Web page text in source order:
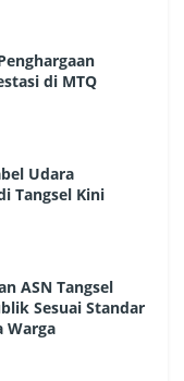
di MTQ
Udara
Tangsel Kini
ASN Tangsel
Sesuai Standar
Warga